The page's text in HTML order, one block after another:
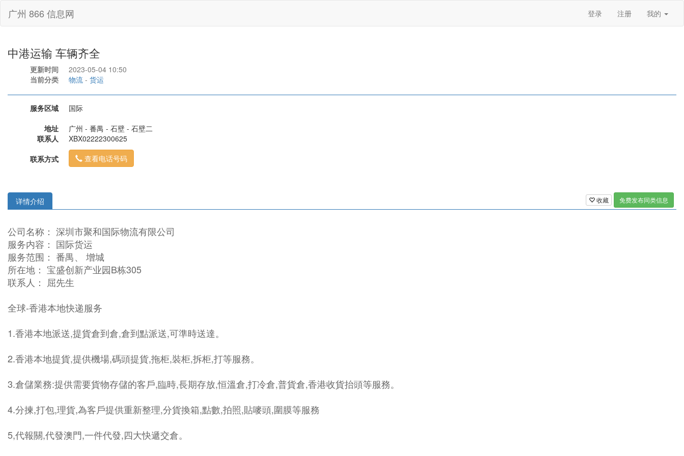
广州 866 信息网 登录 注册 我的
中港运输 车辆齐全
更新时间
2023-05-04 10:50
当前分类
物流 - 货运
服务区域
国际
地址
广州 - 番禺 - 石壁 - 石壁二
联系人
XBX02222300625
联系方式
查看电话号码
收藏 免费发布同类信息
详情介绍
公司名称： 深圳市聚和国际物流有限公司
服务内容： 国际货运
服务范围： 番禺、 增城
所在地： 宝盛创新产业园B栋305
联系人： 屈先生
全球-香港本地快递服务
1.香港本地派送,提貨倉到倉,倉到點派送,可準時送達。
2.香港本地提貨,提供機場,碼頭提貨,拖柜,裝柜,拆柜,打等服務。
3.倉儲業務:提供需要貨物存儲的客戶,臨時,長期存放,恒溫倉,打冷倉,普貨倉,香港收貨抬頭等服務。
4.分揀,打包,理貨,為客戶提供重新整理,分貨換箱,點數,拍照,貼嘜頭,圍膜等服務
5,代報關,代發澳門,一件代發,四大快遞交倉。